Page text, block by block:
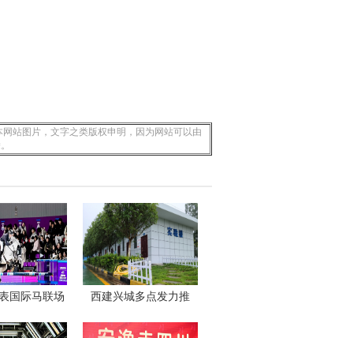
站图片，文字之类版权申明，因为网站可以由
国际马联场
西建兴城多点发力推